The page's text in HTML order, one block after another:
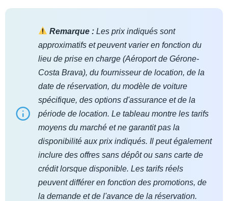
Remarque : Les prix indiqués sont
approximatifs et peuvent varier en fonction du
lieu de prise en charge (Aéroport de Gérone-
Costa Brava), du fournisseur de location, de la
date de réservation, du modèle de voiture
spécifique, des options d'assurance et de la
période de location. Le tableau montre les tarifs
moyens du marché et ne garantit pas la
disponibilité aux prix indiqués. Il peut également
inclure des offres sans dépôt ou sans carte de
crédit lorsque disponible. Les tarifs réels
peuvent différer en fonction des promotions, de
la demande et de l'avance de la réservation.